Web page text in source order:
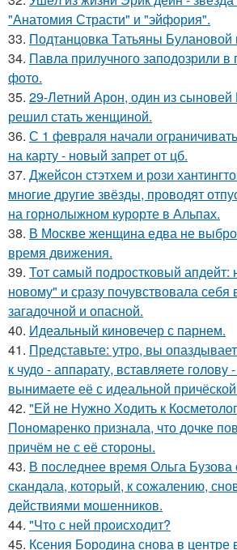
"Анатомия Страсти" и "эйфория".
33. Подтанцовка Татьяны Булановой
34. Павла прилучного заподозрили в
фото.
35. 29-Летний Арон, один из сыновей
решил стать женщиной.
36. С 1 февраля начали
на карту - новый запрет от цб.
37. Джейсон стэтхем и рози
многие другие звёзды, проводят
на горнолыжном курорте в Альпах.
38. В Москве женщина едва не
время движения.
39. Тот самый подростковый апдейт:
новому" и сразу почувствовала себя
загадочной и опасной.
40. Идеальный киновечер с парнем.
41. Представьте: утро, вы
к чудо - аппарату, вставляете голову
вынимаете её с идеальной
42. "Ей не Нужно Ходить к
Пономаренко признала, что дочке
причём не с её стороны.
43. В последнее время Ольга Бузова
скандала, который, к сожалению,
действиями мошенников.
44. "Что с ней происходит?
45. Ксения Бородина снова в центре